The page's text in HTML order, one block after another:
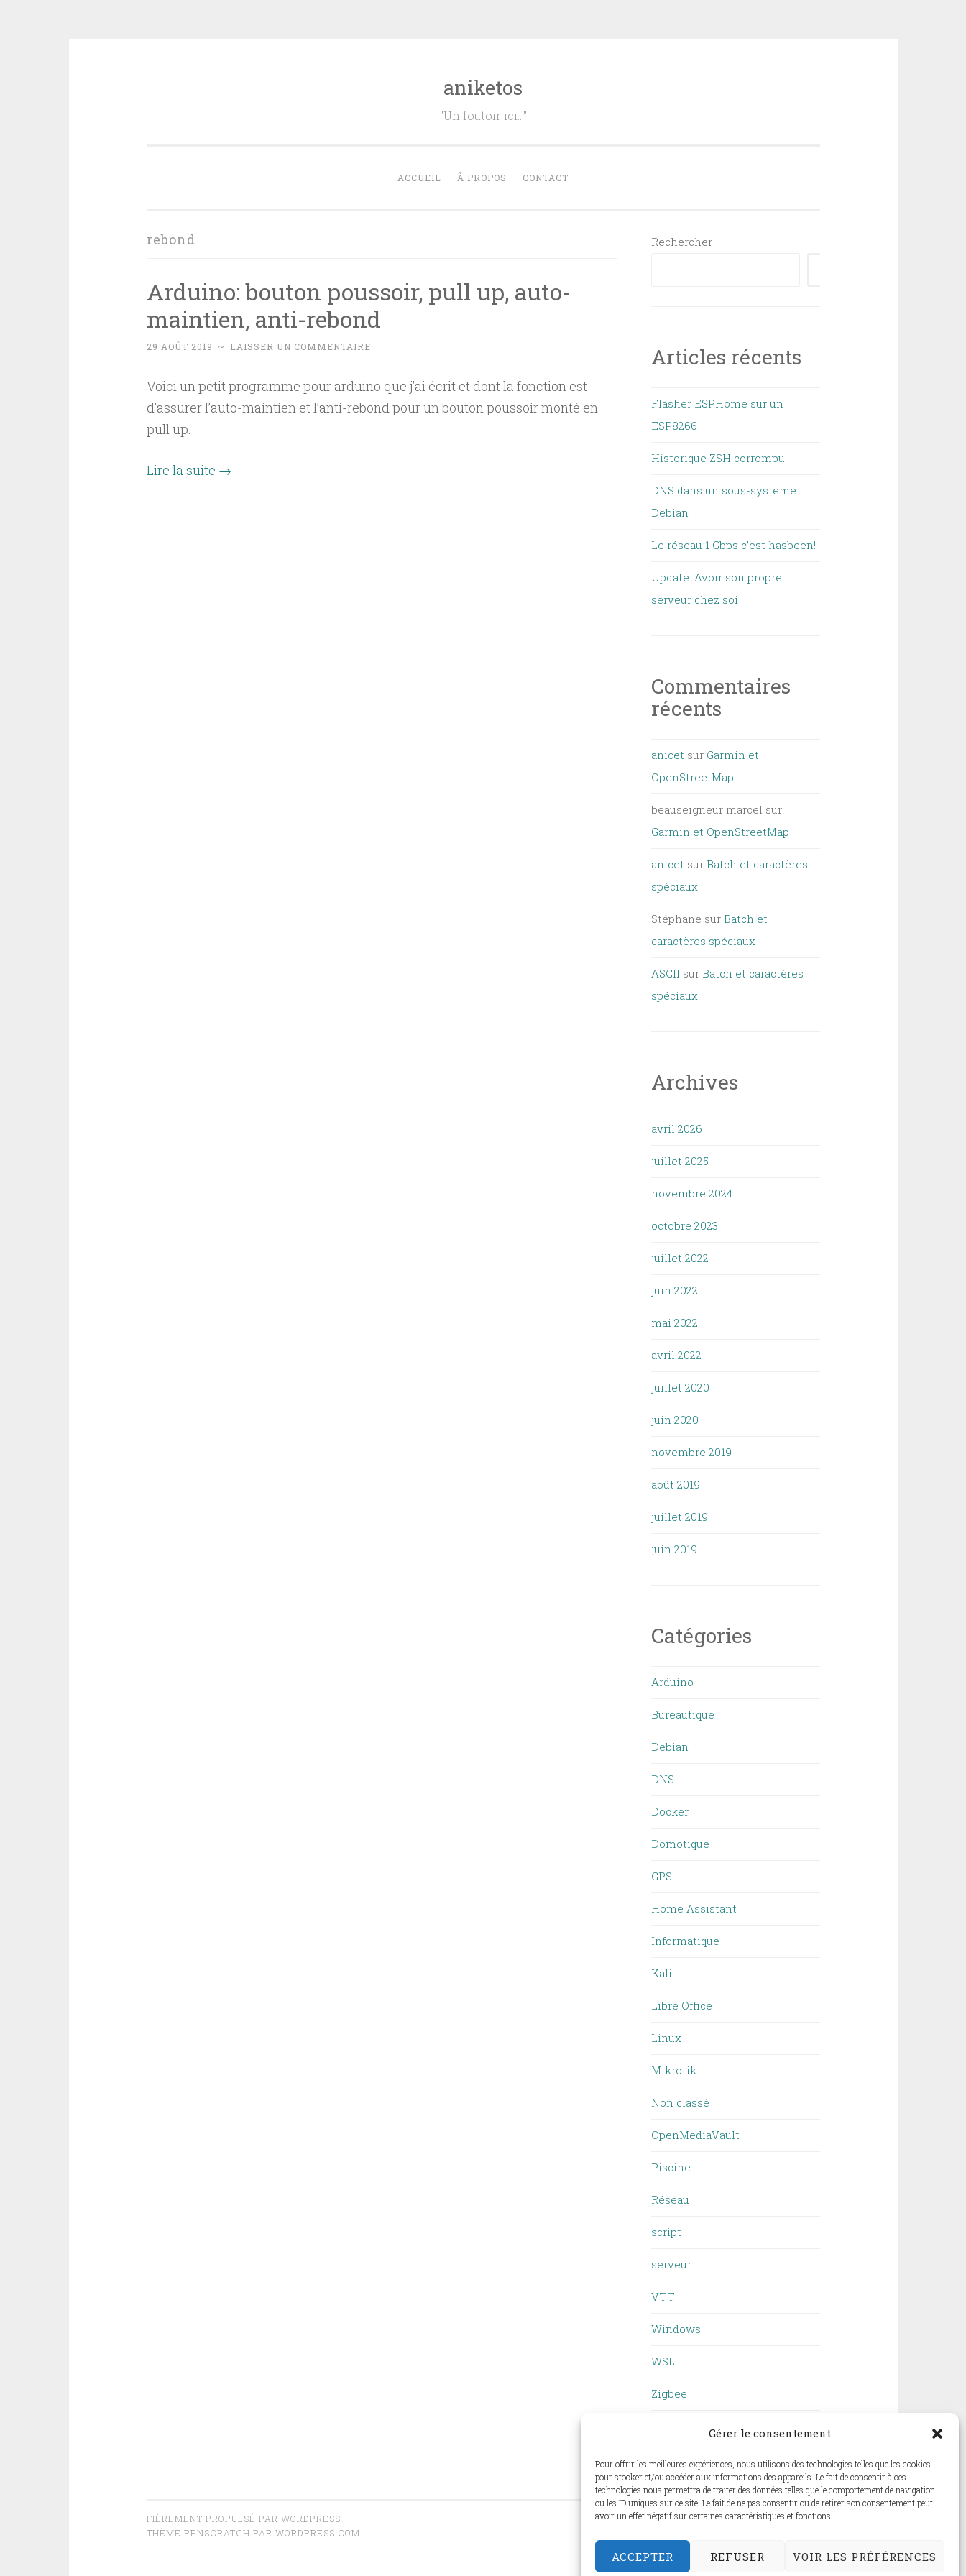
Gérer le consentement
Pour offrir les meilleures expériences, nous utilisons des technologies telles que les cookies
pour stocker et/ou accéder aux informations des appareils. Le fait de consentir à ces
technologies nous permettra de traiter des données telles que le comportement de navigation
ou les ID uniques sur ce site. Le fait de ne pas consentir ou de retirer son consentement peut
avoir un effet négatif sur certaines caractéristiques et fonctions.
ACCEPTER REFUSER VOIR LES PRÉFÉRENCES
aniketos
"Un foutoir ici…"
ACCUEIL À PROPOS CONTACT
rebond
Arduino: bouton poussoir, pull up, auto-
maintien, anti-rebond
29 AOÛT 2019 ~ LAISSER UN COMMENTAIRE
Voici un petit programme pour arduino que j’ai écrit et dont la fonction est
d’assurer l’auto-maintien et l’anti-rebond pour un bouton poussoir monté en
pull up.
Lire la suite →
Rechercher
Articles récents
Flasher ESPHome sur un
ESP8266
Historique ZSH corrompu
DNS dans un sous-système
Debian
Le réseau 1 Gbps c’est hasbeen!
Update: Avoir son propre
serveur chez soi
Commentaires
récents
anicet sur Garmin et
OpenStreetMap
beauseigneur marcel sur
Garmin et OpenStreetMap
anicet sur Batch et caractères
spéciaux
Stéphane sur Batch et
caractères spéciaux
ASCII sur Batch et caractères
spéciaux
Archives
avril 2026
juillet 2025
novembre 2024
octobre 2023
juillet 2022
juin 2022
mai 2022
avril 2022
juillet 2020
juin 2020
novembre 2019
août 2019
juillet 2019
juin 2019
Catégories
Arduino
Bureautique
Debian
DNS
Docker
Domotique
GPS
Home Assistant
Informatique
Kali
Libre Office
Linux
Mikrotik
Non classé
OpenMediaVault
Piscine
Réseau
script
serveur
VTT
Windows
WSL
Zigbee
FIÈREMENT PROPULSÉ PAR WORDPRESS
THÈME PENSCRATCH PAR WORDPRESS.COM